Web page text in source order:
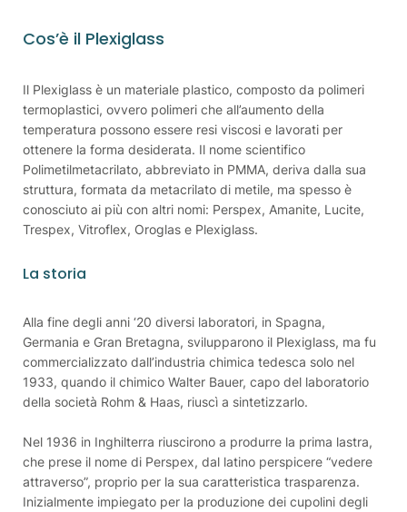
Cos’è il Plexiglass
Il Plexiglass è un materiale plastico, composto da polimeri
termoplastici, ovvero polimeri che all’aumento della
temperatura possono essere resi viscosi e lavorati per
ottenere la forma desiderata. Il nome scientifico
Polimetilmetacrilato, abbreviato in PMMA, deriva dalla sua
struttura, formata da metacrilato di metile, ma spesso è
conosciuto ai più con altri nomi: Perspex, Amanite, Lucite,
Trespex, Vitroflex, Oroglas e Plexiglass.
La storia
Alla fine degli anni ‘20 diversi laboratori, in Spagna,
Germania e Gran Bretagna, svilupparono il Plexiglass, ma fu
commercializzato dall’industria chimica tedesca solo nel
1933, quando il chimico Walter Bauer, capo del laboratorio
della società Rohm & Haas, riuscì a sintetizzarlo.
Nel 1936 in Inghilterra riuscirono a produrre la prima lastra,
che prese il nome di Perspex, dal latino perspicere “vedere
attraverso”, proprio per la sua caratteristica trasparenza.
Inizialmente impiegato per la produzione dei cupolini degli